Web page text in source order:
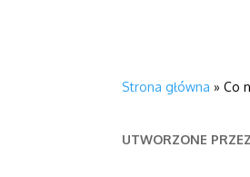
Strona główna »Co
UTWORZONE PRZEZ